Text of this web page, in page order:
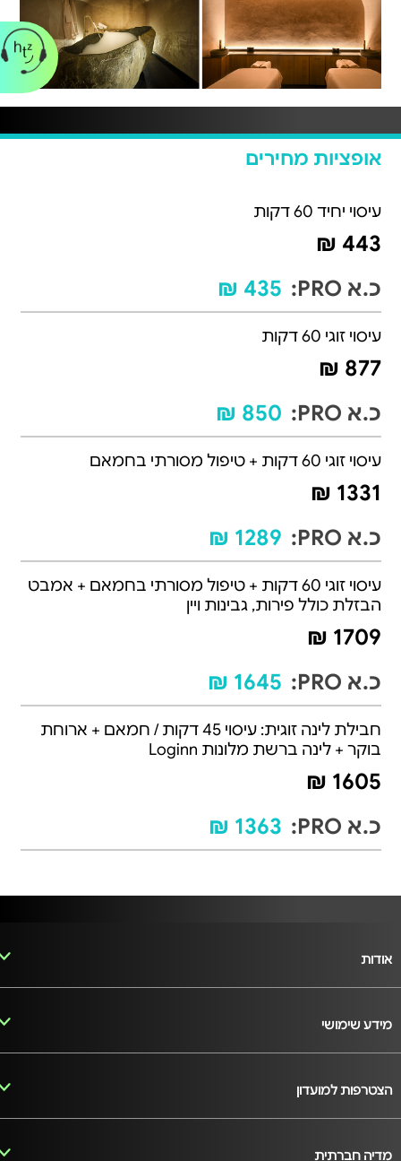
אופציות מחירים
עיסוי יחיד 60 דקות
443 ₪
כ.א PRO:
435 ₪
עיסוי זוגי 60 דקות
877 ₪
כ.א PRO:
850 ₪
עיסוי זוגי 60 דקות + טיפול מסורתי בחמאם
1331 ₪
כ.א PRO:
1289 ₪
עיסוי זוגי 60 דקות + טיפול מסורתי בחמאם + אמבט
הבזלת כולל פירות, גבינות ויין
1709 ₪
כ.א PRO:
1645 ₪
חבילת לינה זוגית: עיסוי 45 דקות / חמאם + ארוחת
בוקר + לינה ברשת מלונות Loginn
1605 ₪
כ.א PRO:
1363 ₪
אודות
מידע שימושי
הצטרפות למועדון
מדיה חברתית